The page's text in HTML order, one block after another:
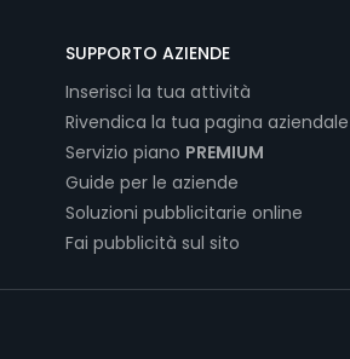
SUPPORTO AZIENDE
Inserisci la tua attività
Rivendica la tua pagina aziendale
Servizio piano PREMIUM
Guide per le aziende
Soluzioni pubblicitarie online
Fai pubblicità sul sito